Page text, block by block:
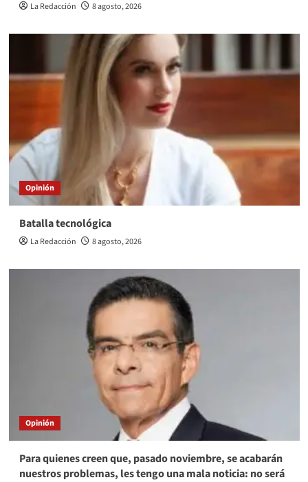
La Redacción 8 agosto, 2026
Opinión
Batalla tecnológica
La Redacción 8 agosto, 2026
Opinión
Para quienes creen que, pasado noviembre, se acabarán
nuestros problemas, les tengo una mala noticia: no será